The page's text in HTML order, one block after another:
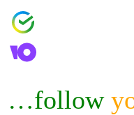
…follow